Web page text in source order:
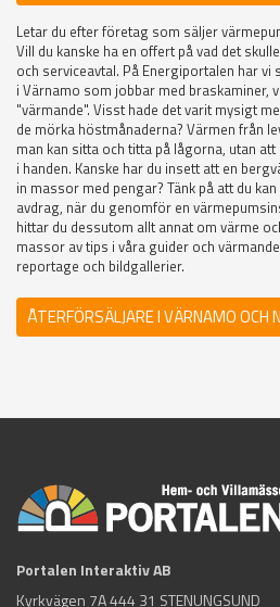
Letar du efter företag som säljer
Vill du kanske ha en offert på vad det
och serviceavtal. På Energiportalen har
i Värnamo som jobbar med braskaminer,
"värmande". Visst hade det varit mysigt
de mörka höstmånaderna? Värmen från
man kan sitta och titta på lågorna, utan
i handen. Kanske har du insett att en
in massor med pengar? Tänk på att du
avdrag, när du genomför en
hittar du dessutom allt annat om värme
massor av tips i våra guider och
reportage och bildgallerier.
ÅTERFÖRSÄLJARE I VÄRNAMO OCH
Portalen Interaktiv AB
Kyrkvägen 7A 444 31 STENUNGSUND